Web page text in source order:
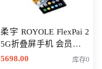
柔宇 ROYOLE FlexPai 2
5G折叠屏手机 会员专享
购买价格 4998元
5698.00 库存0